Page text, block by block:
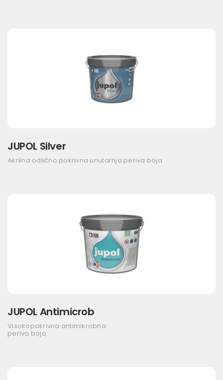
JUPOL Silver
Akrilna odlično pokrivna unutarnja periva boja
JUPOL Antimicrob
Visokopokrivna antimikrobna
periva boja